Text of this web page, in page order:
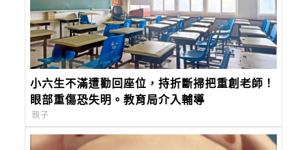
小六生不滿遭勸回座位，持折斷掃把重創老師！
眼部重傷恐失明。教育局介入輔導
親子